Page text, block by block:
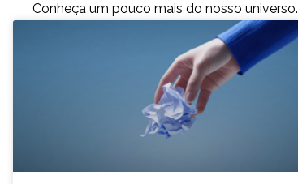
Conheça um pouco mais do nosso universo.